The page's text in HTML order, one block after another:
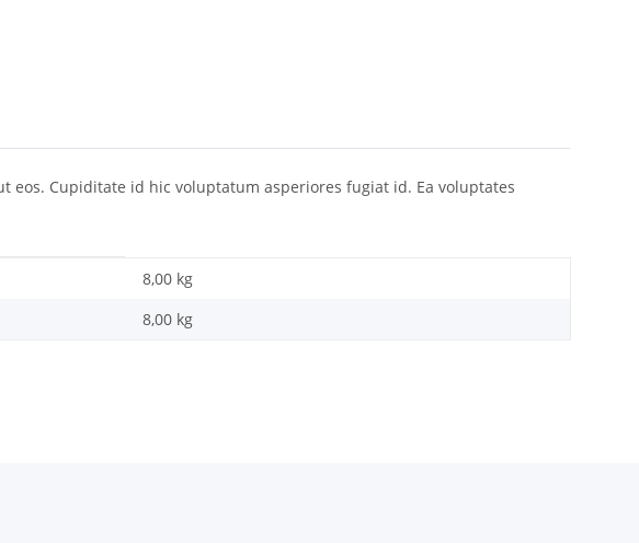
Cupiditate id hic voluptatum asperiores fugiat id. Ea voluptates
8,00 kg
8,00 kg